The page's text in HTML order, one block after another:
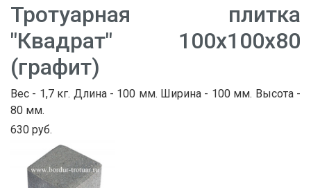
Тротуарная плитка
"Квадрат" 100х100х80
(графит)
Вес - 1,7 кг. Длина - 100 мм. Ширина - 100 мм. Высота -
80 мм.
630 руб.